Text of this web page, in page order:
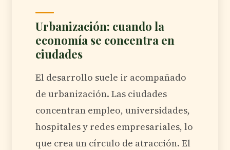
Urbanización: cuando la
economía se concentra en
ciudades
El desarrollo suele ir acompañado
de urbanización. Las ciudades
concentran empleo, universidades,
hospitales y redes empresariales, lo
que crea un círculo de atracción. El